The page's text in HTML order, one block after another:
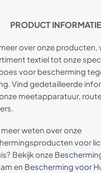
PRODUCT INFORMATIE
over onze producten,
textiel tot onze
voor bescherming
Vind gedetailleerde
meetapparatuur,
meer weten over onze
voor
Bekijk onze
en Bescherming voor